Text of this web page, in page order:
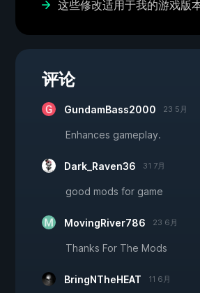
这些修改适用于我的游戏版
评论
GundamBass2000 23 5月
Enhances gameplay.
Dark_Raven36 31 7月
good mods for game
MovingRiver786 23 6月
Thanks For The Mods
BringNTheHEAT 11 6月